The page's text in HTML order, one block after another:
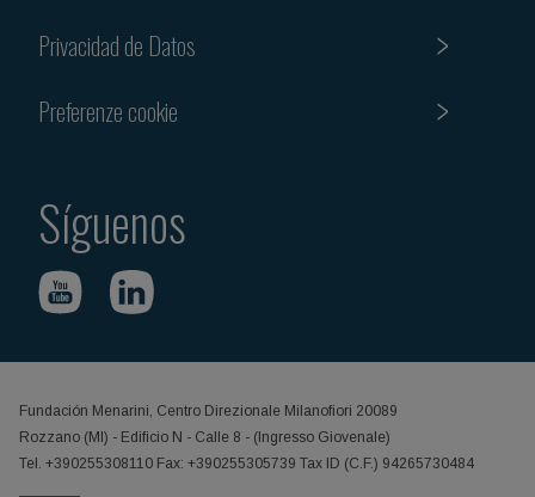
Privacidad de Datos
Preferenze cookie
Síguenos
Fundación Menarini, Centro Direzionale Milanofiori 20089
Rozzano (MI) - Edificio N - Calle 8 - (Ingresso Giovenale)
Tel. +390255308110 Fax: +390255305739 Tax ID (C.F.) 94265730484